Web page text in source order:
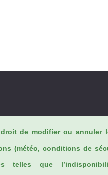
de modifier ou annuler
(météo, conditions de
telles que